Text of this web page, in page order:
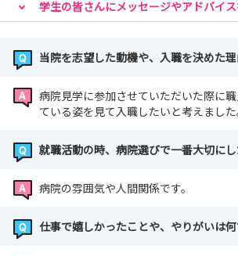
学生の皆さんにメッセージやアドバイ
当院を志望した動機や、入職を決めた
病院見学に参加させていただいた際に
ている姿を見て入職したいと考えました
就職活動の時、病院選びで一番大切に
病院の雰囲気や人間関係です。
仕事で嬉しかったことや、やりがいは